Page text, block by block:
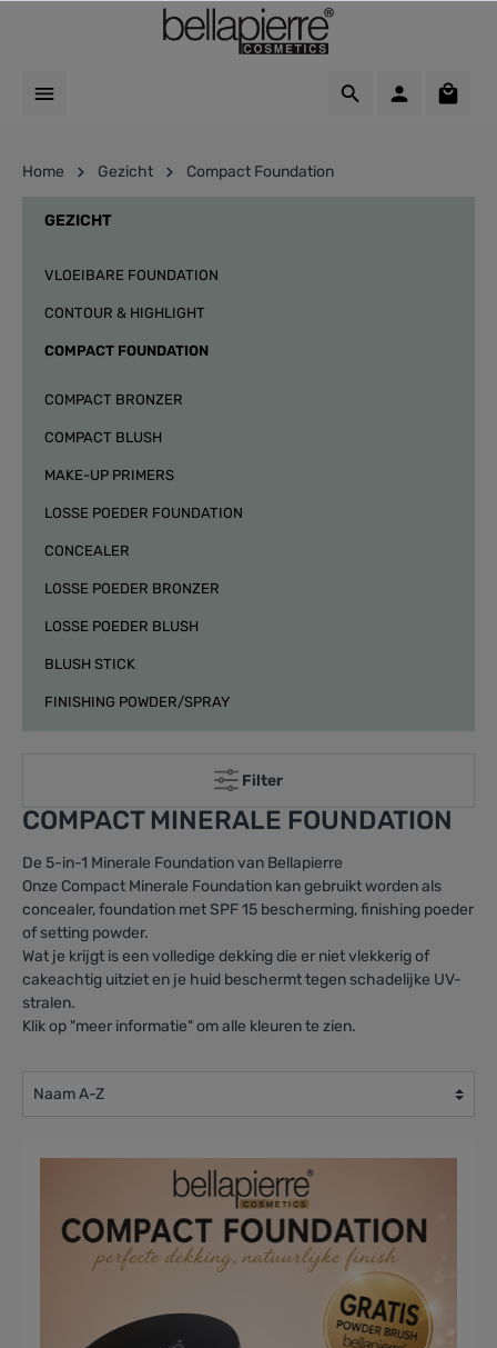
Home Gezicht Compact Foundation
GEZICHT
VLOEIBARE FOUNDATION
CONTOUR & HIGHLIGHT
COMPACT FOUNDATION
COMPACT BRONZER
COMPACT BLUSH
MAKE-UP PRIMERS
LOSSE POEDER FOUNDATION
CONCEALER
LOSSE POEDER BRONZER
LOSSE POEDER BLUSH
BLUSH STICK
FINISHING POWDER/SPRAY
Filter
COMPACT MINERALE FOUNDATION
De 5-in-1 Minerale Foundation van Bellapierre
Onze Compact Minerale Foundation kan gebruikt worden als
concealer, foundation met SPF 15 bescherming, finishing poeder
of setting powder.
Wat je krijgt is een volledige dekking die er niet vlekkerig of
cakeachtig uitziet en je huid beschermt tegen schadelijke UV-
stralen.
Klik op "meer informatie" om alle kleuren te zien.